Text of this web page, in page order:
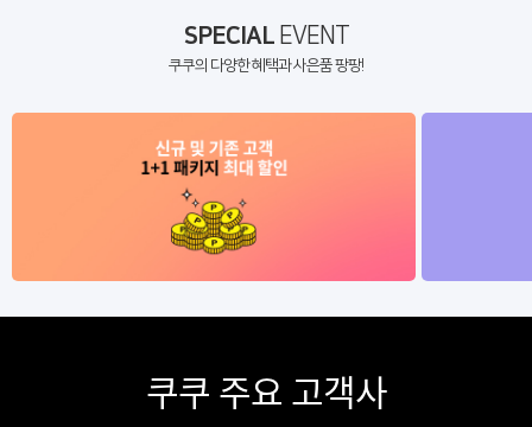
SPECIALEVENT
쿠쿠의 다양한 혜택과 사은품 팡팡!
쿠쿠 주요 고객사